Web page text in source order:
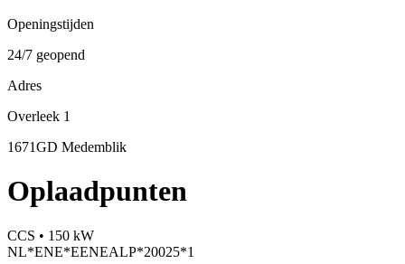
Openingstijden
24/7 geopend
Adres
Overleek 1
1671GD Medemblik
Oplaadpunten
CCS • 150 kW
NL*ENE*EENEALP*20025*1